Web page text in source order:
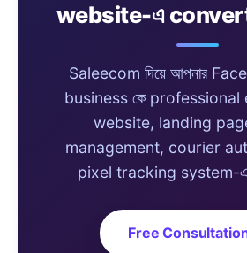
website-এ convert
Saleecom দিয়ে আপনার
business কে
website, landing
management, courier
pixel tracking system-এ
Free Consultation